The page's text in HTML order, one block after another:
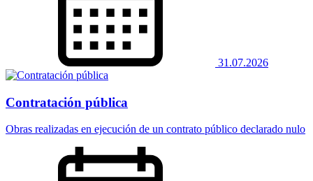
31.07.2026
Contratación pública
Obras realizadas en ejecución de un contrato público declarado nulo